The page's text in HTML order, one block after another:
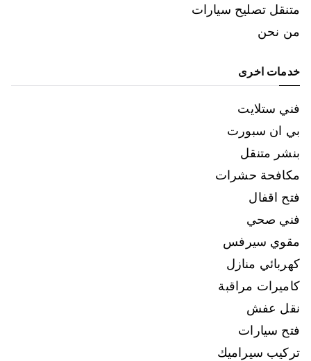
متنقل تصليح سيارات
من نحن
خدمات اخرى
فني ستلايت
بي ان سبورت
بنشر متنقل
مكافحة حشرات
فتح اقفال
فني صحي
مقوي سيرفس
كهربائي منازل
كاميرات مراقبة
نقل عفش
فتح سيارات
تركيب سيراميك